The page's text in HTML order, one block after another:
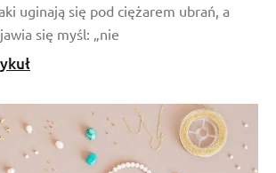
uginają się pod ciężarem ubrań, a
się myśl: „nie